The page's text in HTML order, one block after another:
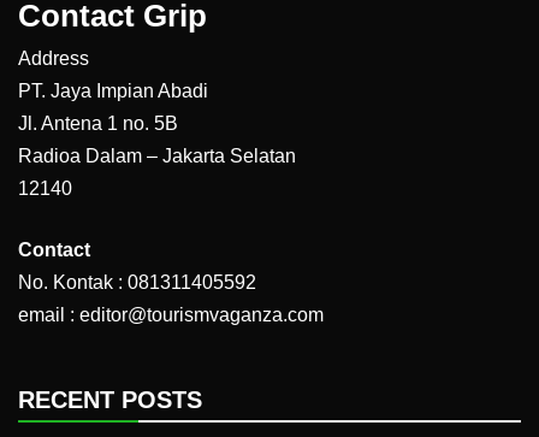
Contact Grip
Address
PT. Jaya Impian Abadi
Jl. Antena 1 no. 5B
Radioa Dalam – Jakarta Selatan
12140
Contact
No. Kontak : 081311405592
email : editor@tourismvaganza.com
RECENT POSTS